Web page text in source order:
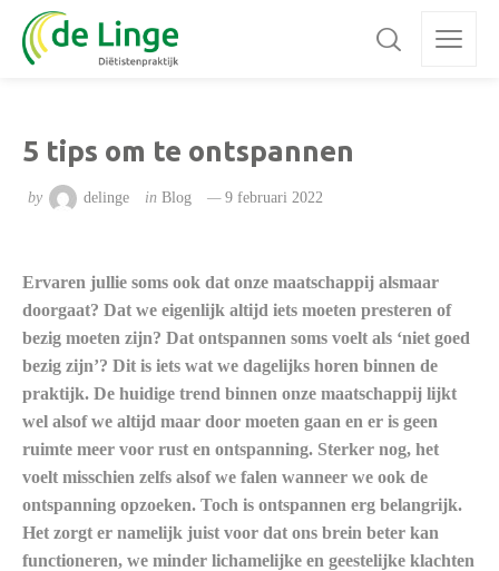
5 tips om te ontspannen
by delinge in Blog 9 februari 2022
Ervaren jullie soms ook dat onze maatschappij alsmaar
doorgaat? Dat we eigenlijk altijd iets moeten presteren of
bezig moeten zijn? Dat ontspannen soms voelt als ‘niet goed
bezig zijn’? Dit is iets wat we dagelijks horen binnen de
praktijk. De huidige trend binnen onze maatschappij lijkt
wel alsof we altijd maar door moeten gaan en er is geen
ruimte meer voor rust en ontspanning. Sterker nog, het
voelt misschien zelfs alsof we falen wanneer we ook de
ontspanning opzoeken. Toch is ontspannen erg belangrijk.
Het zorgt er namelijk juist voor dat ons brein beter kan
functioneren, we minder lichamelijke en geestelijke klachten